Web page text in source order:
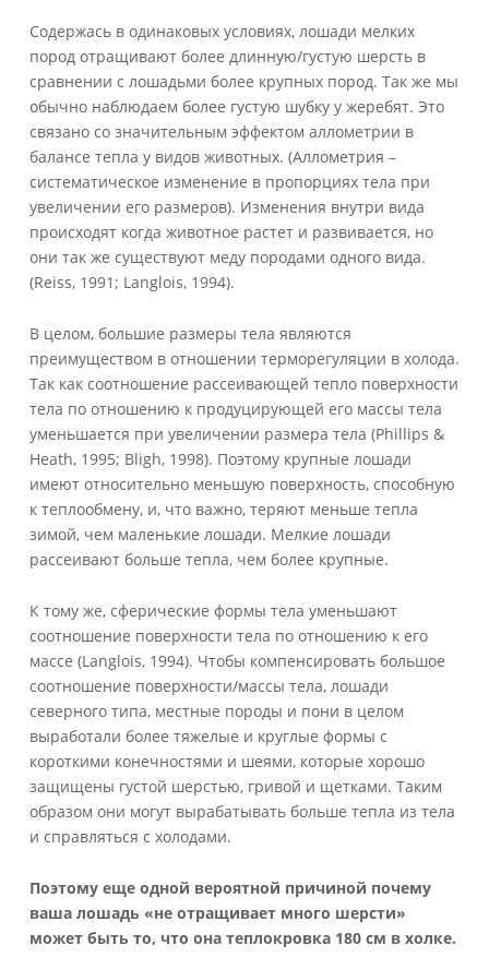
Содержась в одинаковых условиях, лошади мелких
пород отращивают более длинную/густую шерсть в
сравнении с лошадьми более крупных пород. Так же мы
обычно наблюдаем более густую шубку у жеребят. Это
связано со значительным эффектом аллометрии в
балансе тепла у видов животных. (Аллометрия –
систематическое изменение в пропорциях тела при
увеличении его размеров). Изменения внутри вида
происходят когда животное растет и развивается, но
они так же существуют меду породами одного вида.
(Reiss, 1991; Langlois, 1994).
В целом, большие размеры тела являются
преимуществом в отношении терморегуляции в холода.
Так как соотношение рассеивающей тепло поверхности
тела по отношению к продуцирующей его массы тела
уменьшается при увеличении размера тела (Phillips &
Heath, 1995; Bligh, 1998). Поэтому крупные лошади
имеют относительно меньшую поверхность, способную
к теплообмену, и, что важно, теряют меньше тепла
зимой, чем маленькие лошади. Мелкие лошади
рассеивают больше тепла, чем более крупные.
К тому же, сферические формы тела уменьшают
соотношение поверхности тела по отношению к его
массе (Langlois, 1994). Чтобы компенсировать большое
соотношение поверхности/массы тела, лошади
северного типа, местные породы и пони в целом
выработали более тяжелые и круглые формы с
короткими конечностями и шеями, которые хорошо
защищены густой шерстью, гривой и щетками. Таким
образом они могут вырабатывать больше тепла из тела
и справляться с холодами.
Поэтому еще одной вероятной причиной почему
ваша лошадь «не отращивает много шерсти»
может быть то, что она теплокровка 180 см в холке.